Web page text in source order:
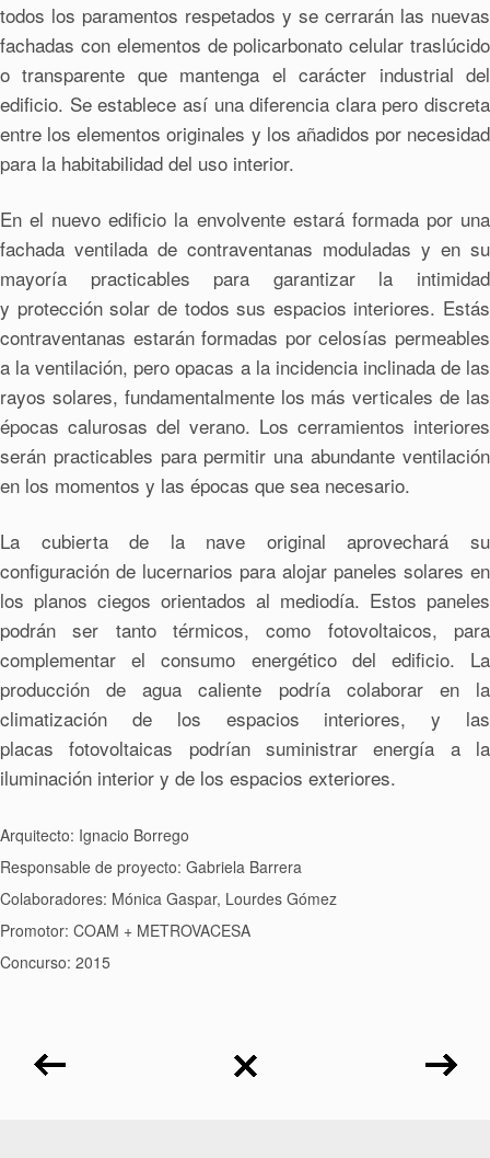
todos los paramentos respetados y se cerrarán las nuevas
fachadas con elementos de policarbonato celular traslúcido
o transparente que mantenga el carácter industrial del
edificio. Se establece así una diferencia clara pero discreta
entre los elementos originales y los añadidos por necesidad
para la habitabilidad del uso interior.
En el nuevo edificio la envolvente estará formada por una
fachada ventilada de contraventanas moduladas y en su
mayoría practicables para garantizar la intimidad
y protección solar de todos sus espacios interiores. Estás
contraventanas estarán formadas por celosías permeables
a la ventilación, pero opacas a la incidencia inclinada de las
rayos solares, fundamentalmente los más verticales de las
épocas calurosas del verano. Los cerramientos interiores
serán practicables para permitir una abundante ventilación
en los momentos y las épocas que sea necesario.
La cubierta de la nave original aprovechará su
configuración de lucernarios para alojar paneles solares en
los planos ciegos orientados al mediodía. Estos paneles
podrán ser tanto térmicos, como fotovoltaicos, para
complementar el consumo energético del edificio. La
producción de agua caliente podría colaborar en la
climatización de los espacios interiores, y las
placas fotovoltaicas podrían suministrar energía a la
iluminación interior y de los espacios exteriores.
Arquitecto: Ignacio Borrego
Responsable de proyecto: Gabriela Barrera
Colaboradores: Mónica Gaspar, Lourdes Gómez
Promotor: COAM + METROVACESA
Concurso: 2015